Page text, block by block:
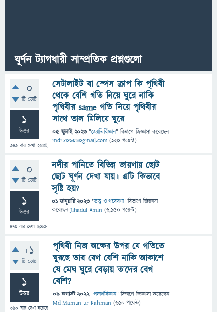
ঘূর্ণন ট্যাগধারী সাম্প্রতিক প্রশ্নগুলো
0
টি ভোট
1
উত্তর
343 বার দেখা হয়েছে
সেটালাইট বা স্পেস ক্রাপ কি পৃথিবী
থেকে বেশি গতি নিয়ে ঘুরে নাকি
পৃথিবীর same গতি নিয়ে পৃথিবীর
সাথে তাল মিলিয়ে ঘুরে
05 জুলাই 2023 "জ্যোতির্বিজ্ঞান" বিভাগে জিজ্ঞাসাকরেছেন
mdr806840gmail.com (120 পয়েন্ট)
0
টি ভোট
1
উত্তর
473 বার দেখা হয়েছে
নদীর পানিতে বিভিন্ন জায়গায় ছোট
ছোট ঘূর্ণন দেখা যায়। এটি কিভাবে
সৃষ্টি হয়?
01 জানুয়ারি 2023 "তত্ত্ব ও গবেষণা" বিভাগে জিজ্ঞাসা
করেছেনJihadul Amin (6,150 পয়েন্ট)
+1
টি ভোট
1
উত্তর
390 বার দেখা হয়েছে
পৃথিবী নিজ অক্ষের উপর যে গতিতে
ঘুরছে তার বেগ বেশি নাকি আকাশে
যে মেঘ ঘুরে বেড়ায় তাদের বেগ
বেশি?
09 অগাস্ট 2022 "পদার্থবিজ্ঞান" বিভাগে জিজ্ঞাসাকরেছেন
Md Mamun ur Rahman (610 পয়েন্ট)